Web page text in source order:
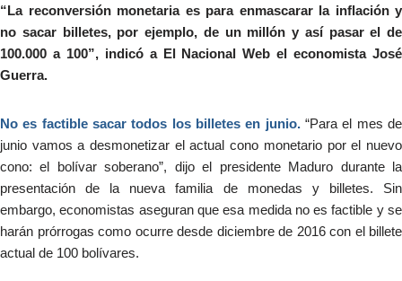
“La reconversión monetaria es para enmascarar la inflación y
no sacar billetes, por ejemplo, de un millón y así pasar el de
100.000 a 100”, indicó a El Nacional Web el economista José
Guerra.
No es factible sacar todos los billetes en junio. “Para el mes de
junio vamos a desmonetizar el actual cono monetario por el nuevo
cono: el bolívar soberano”, dijo el presidente Maduro durante la
presentación de la nueva familia de monedas y billetes. Sin
embargo, economistas aseguran que esa medida no es factible y se
harán prórrogas como ocurre desde diciembre de 2016 con el billete
actual de 100 bolívares.